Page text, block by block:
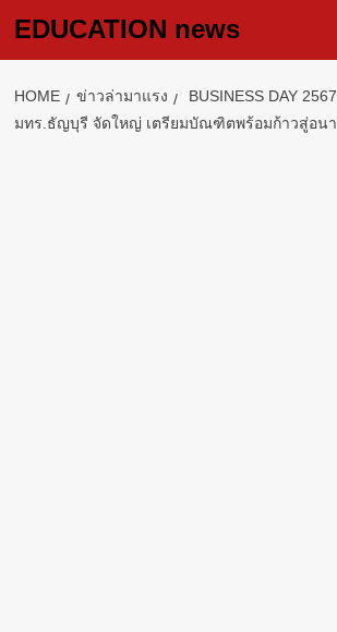
EDUCATION news
HOME ข่าวล่ามาแรง
BUSINESS DAY
มทร.ธัญบุรี จัดใหญ่ เตรียมบัณฑิตพร้อมก้าวสู่อน